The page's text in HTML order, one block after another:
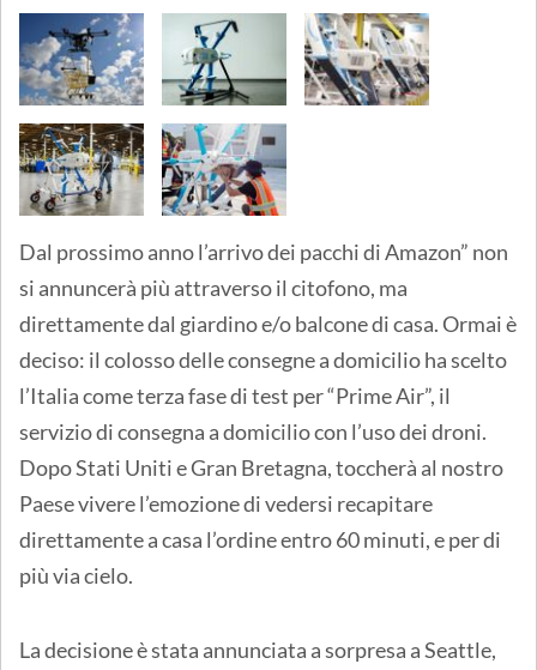
Dal prossimo anno l’arrivo dei pacchi di Amazon” non
si annuncerà più attraverso il citofono, ma
direttamente dal giardino e/o balcone di casa. Ormai è
deciso: il colosso delle consegne a domicilio ha scelto
l’Italia come terza fase di test per “Prime Air”, il
servizio di consegna a domicilio con l’uso dei droni.
Dopo Stati Uniti e Gran Bretagna, toccherà al nostro
Paese vivere l’emozione di vedersi recapitare
direttamente a casa l’ordine entro 60 minuti, e per di
più via cielo.
La decisione è stata annunciata a sorpresa a Seattle,